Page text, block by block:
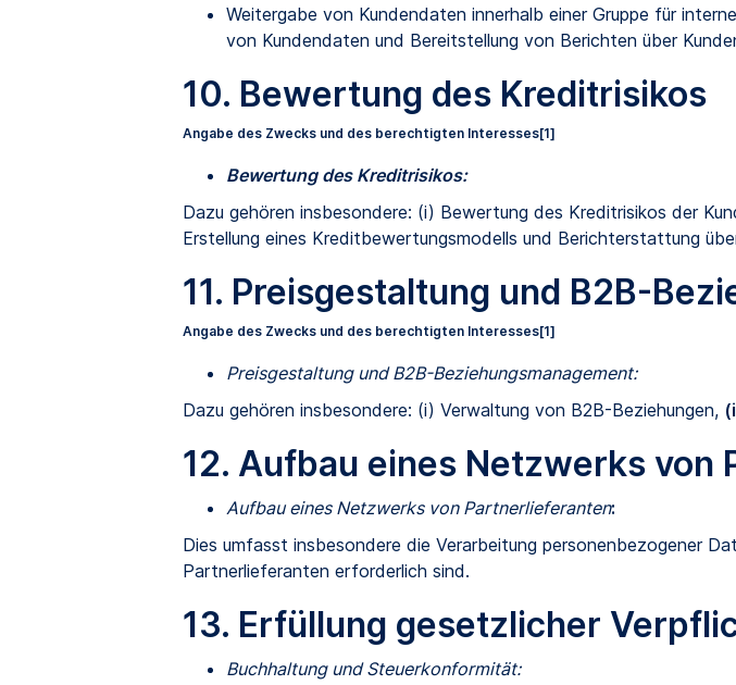
Weitergabe von Kundendaten innerhalb einer Gruppe für
von Kundendaten und Bereitstellung von Berichten über
10. Bewertung des Kreditrisikos
Angabe des Zwecks und des berechtigten Interesses[1]
Bewertung des Kreditrisikos:
Dazu gehören insbesondere: (i) Bewertung des Kreditrisikos der
Erstellung eines Kreditbewertungsmodells und Berichterstattung
11. Preisgestaltung und B2B-
Angabe des Zwecks und des berechtigten Interesses[1]
Preisgestaltung und B2B-Beziehungsmanagement:
Dazu gehören insbesondere: (i) Verwaltung von B2B-Beziehungen,
12. Aufbau eines Netzwerks von
Aufbau eines Netzwerks von Partnerlieferanten:
Dies umfasst insbesondere die Verarbeitung personenbezogener
Partnerlieferanten erforderlich sind.
13. Erfüllung gesetzlicher
Buchhaltung und Steuerkonformität: